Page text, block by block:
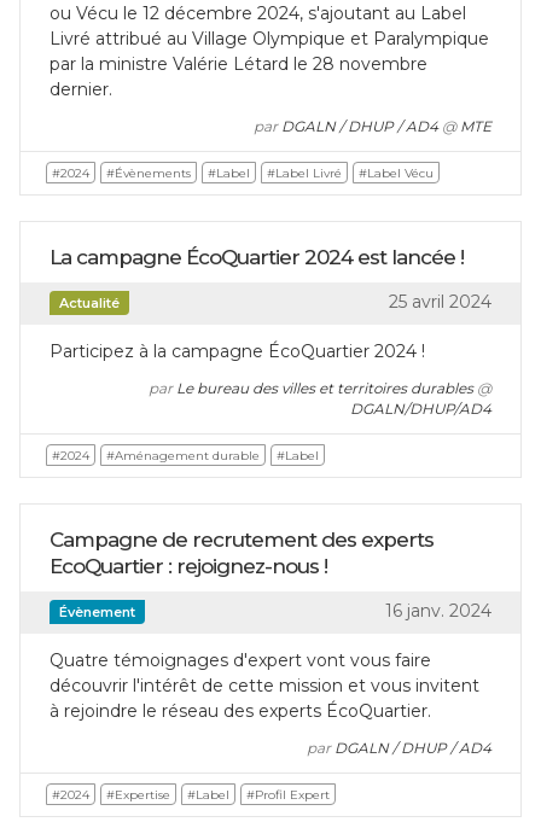
ou Vécu le 12 décembre 2024, s'ajoutant au Label
Livré attribué au Village Olympique et Paralympique
par la ministre Valérie Létard le 28 novembre
dernier.
parDGALN / DHUP / AD4 @MTE
#2024 #Évènements #Label #Label Livré #Label Vécu
La campagne ÉcoQuartier 2024 est lancée !
Actualité 25 avril 2024
Participez à la campagne ÉcoQuartier 2024 !
parLe bureau des villes et territoires durables @
DGALN/DHUP/AD4
#2024 #Aménagement durable #Label
Campagne de recrutement des experts
EcoQuartier : rejoignez-nous !
Évènement 16 janv. 2024
Quatre témoignages d'expert vont vous faire
découvrir l'intérêt de cette mission et vous invitent
à rejoindre le réseau des experts ÉcoQuartier.
parDGALN / DHUP / AD4
#2024 #Expertise #Label #Profil Expert